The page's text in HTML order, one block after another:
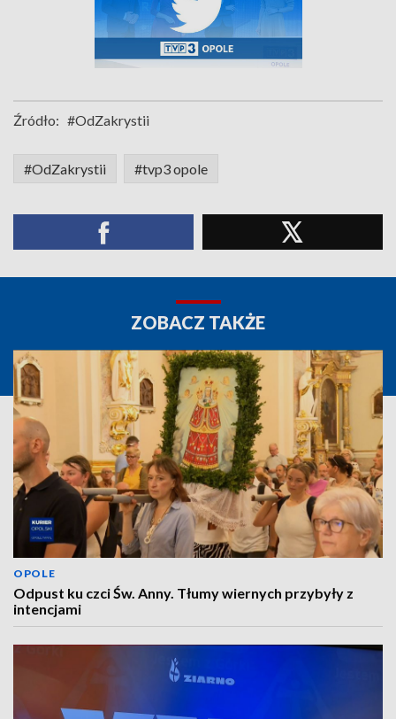
Źródło: #OdZakrystii
#OdZakrystii #tvp3 opole
ZOBACZ TAKŻE
OPOLE
Odpust ku czci Św. Anny. Tłumy wiernych przybyły z
intencjami